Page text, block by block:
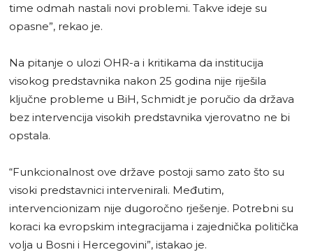
time odmah nastali novi problemi. Takve ideje su
opasne”, rekao je.
Na pitanje o ulozi OHR-a i kritikama da institucija
visokog predstavnika nakon 25 godina nije riješila
ključne probleme u BiH, Schmidt je poručio da država
bez intervencija visokih predstavnika vjerovatno ne bi
opstala.
“Funkcionalnost ove države postoji samo zato što su
visoki predstavnici intervenirali. Međutim,
intervencionizam nije dugoročno rješenje. Potrebni su
koraci ka evropskim integracijama i zajednička politička
volja u Bosni i Hercegovini”, istakao je.